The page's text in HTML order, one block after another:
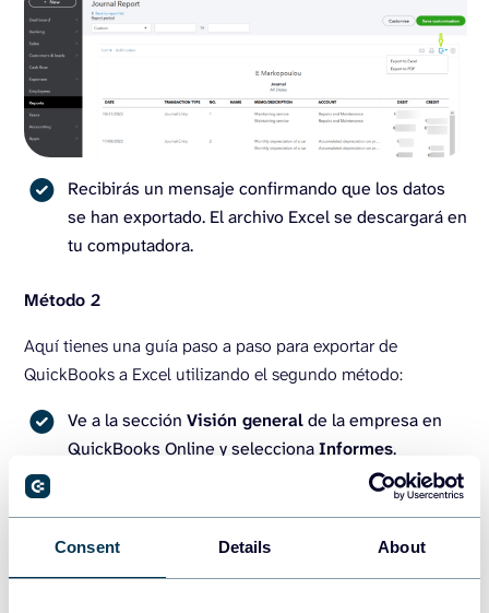
Consent Details About
Recibirás un mensaje confirmando que los datos
se han exportado. El archivo Excel se descargará en
tu computadora.
Método 2
Aquí tienes una guía paso a paso para exportar de
QuickBooks a Excel utilizando el segundo método:
Ve a la sección Visión generalde la empresa en
QuickBooks Online y seleccionaInformes.